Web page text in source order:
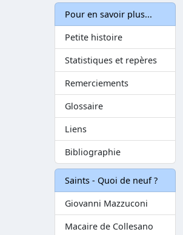
Pour en savoir plus...
Petite histoire
Statistiques et repères
Remerciements
Glossaire
Liens
Bibliographie
Saints - Quoi de neuf ?
Giovanni Mazzuconi
Macaire de Collesano